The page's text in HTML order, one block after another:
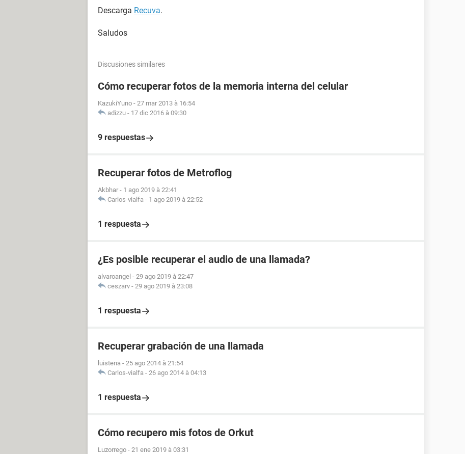
Descarga Recuva.
Saludos
Discusiones similares
Cómo recuperar fotos de la memoria interna del celular
KazukiYuno - 27 mar 2013 à 16:54
adizzu - 17 dic 2016 à 09:30
9 respuestas
Recuperar fotos de Metroflog
Akbhar - 1 ago 2019 à 22:41
Carlos-vialfa - 1 ago 2019 à 22:52
1 respuesta
¿Es posible recuperar el audio de una llamada?
alvaroangel - 29 ago 2019 à 22:47
ceszarv - 29 ago 2019 à 23:08
1 respuesta
Recuperar grabación de una llamada
luistena - 25 ago 2014 à 21:54
Carlos-vialfa - 26 ago 2014 à 04:13
1 respuesta
Cómo recupero mis fotos de Orkut
Luzorrego - 21 ene 2019 à 03:31